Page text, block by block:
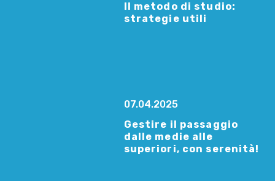
Il metodo di studio:
strategie utili
07.04.2025
Gestire il passaggio
dalle medie alle
superiori, con serenità!